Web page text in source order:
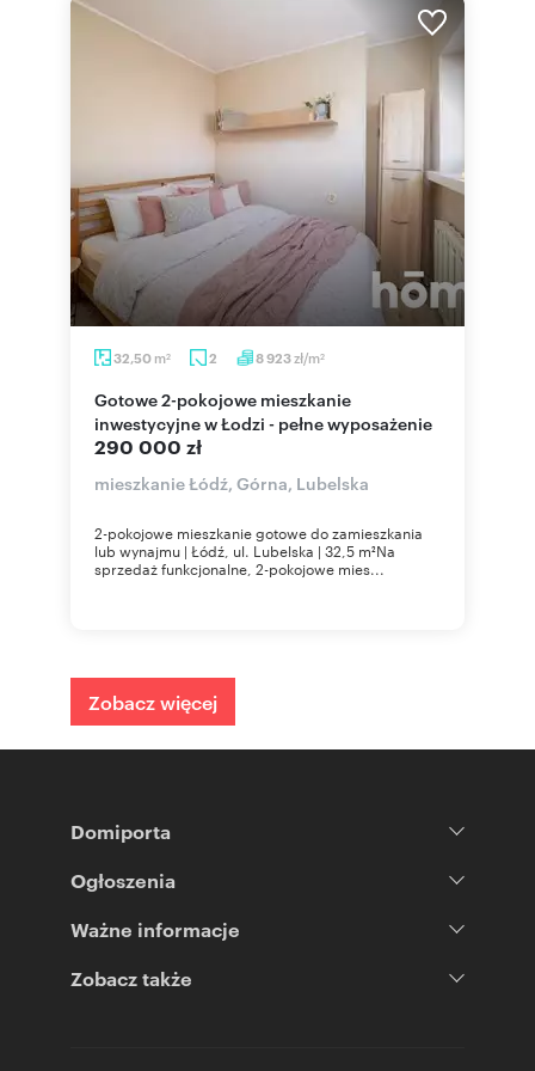
32,50 m2 2 8 923zł/m2
Gotowe 2-pokojowe mieszkanie
inwestycyjne w Łodzi - pełne wyposażenie
290 000 zł
mieszkanie Łódź, Górna, Lubelska
2-pokojowe mieszkanie gotowe do zamieszkania
lub wynajmu | Łódź, ul. Lubelska | 32,5 m²Na
sprzedaż funkcjonalne, 2-pokojowe mies...
Zobacz więcej
Domiporta
Ogłoszenia
Ważne informacje
Zobacz także